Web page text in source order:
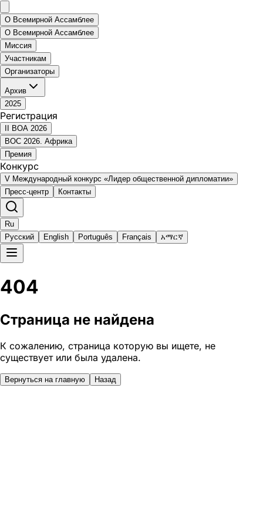
О Всемирной Ассамблее
О Всемирной Ассамблее
Миссия
Участникам
Организаторы
Архив
2025
Регистрация
II ВОА 2026
ВОС 2026. Африка
Премия
Конкурс
V Международный конкурс «Лидер общественной дипломатии»
Пресс-центр
Контакты
Ru
Русский
English Português Français አማርኛ
404
Страница не найдена
К сожалению, страница которую вы ищете, не
существует или была удалена.
Вернуться на главную Назад